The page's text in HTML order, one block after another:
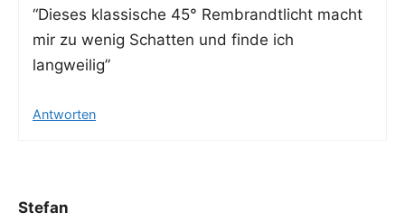
“Die­ses klas­si­sche 45° Rem­brandt­licht macht
mir zu wenig Schat­ten und fin­de ich
langweilig”
Antworten
Stefan